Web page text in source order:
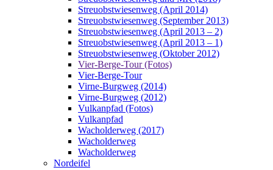
Streuobstwiesenweg (April 2014)
Streuobstwiesenweg (September 2013)
Streuobstwiesenweg (April 2013 – 2)
Streuobstwiesenweg (April 2013 – 1)
Streuobstwiesenweg (Oktober 2012)
Vier-Berge-Tour (Fotos)
Vier-Berge-Tour
Virne-Burgweg (2014)
Virne-Burgweg (2012)
Vulkanpfad (Fotos)
Vulkanpfad
Wacholderweg (2017)
Wacholderweg
Wacholderweg
Nordeifel